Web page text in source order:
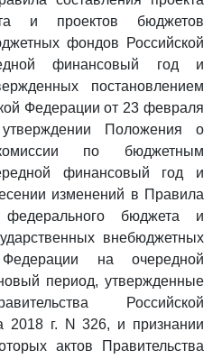
и проектов бюджетов
фондов Российской
финансовый год и
постановлением
Федерации от 23 февраля
Положения о
комиссии по бюджетным
финансовый год и
изменений в Правила
федерального бюджета и
внебюджетных
на очередной
период, утвержденные
Российской
2018 г. N 326, и признании
актов Правительства